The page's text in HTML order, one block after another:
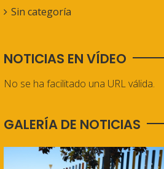
Sin categoría
NOTICIAS EN VÍDEO
No se ha facilitado una URL válida.
GALERÍA DE NOTICIAS